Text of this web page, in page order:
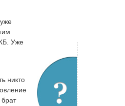
Уже
никто